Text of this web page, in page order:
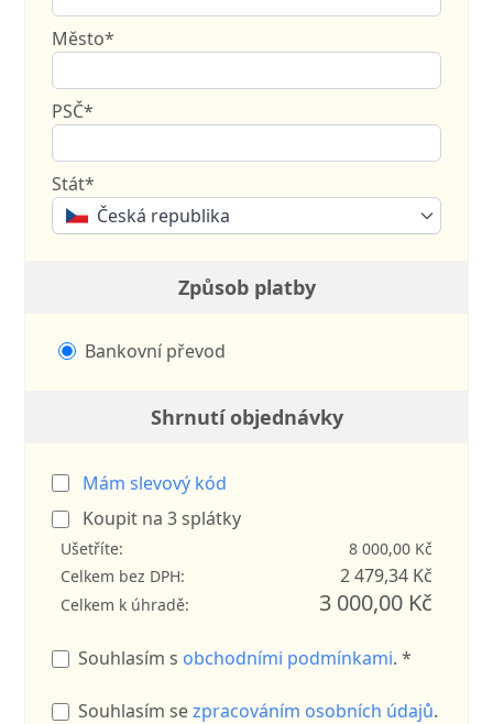
Město*
PSČ*
Stát*
Česká republika
Způsob platby
Bankovní převod
Shrnutí objednávky
Mám slevový kód
Koupit na3splátky
Ušetříte:
8 000,00 Kč
Celkem bez DPH:
2 479,34 Kč
Celkem k úhradě: 3 000,00 Kč
Souhlasím s obchodními podmínkami. *
Souhlasím sezpracováním osobních údajů.